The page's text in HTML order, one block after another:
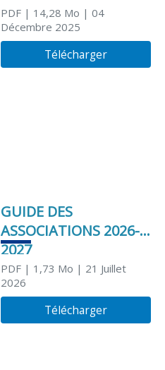
PDF| 14,28 Mo | 04
Décembre 2025
Télécharger
GUIDE DES
ASSOCIATIONS 2026-
2027
PDF| 1,73 Mo | 21 Juillet
2026
Télécharger